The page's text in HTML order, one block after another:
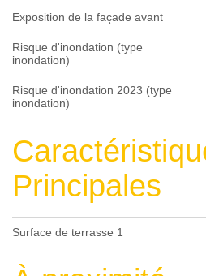
Exposition de la façade avant
Risque d'inondation (type
inondation)
Risque d'inondation 2023 (type
inondation)
Principales
Surface de terrasse 1